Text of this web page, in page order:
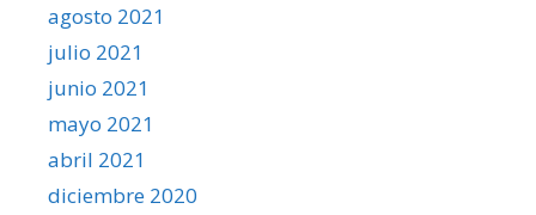
agosto 2021
julio 2021
junio 2021
mayo 2021
abril 2021
diciembre 2020